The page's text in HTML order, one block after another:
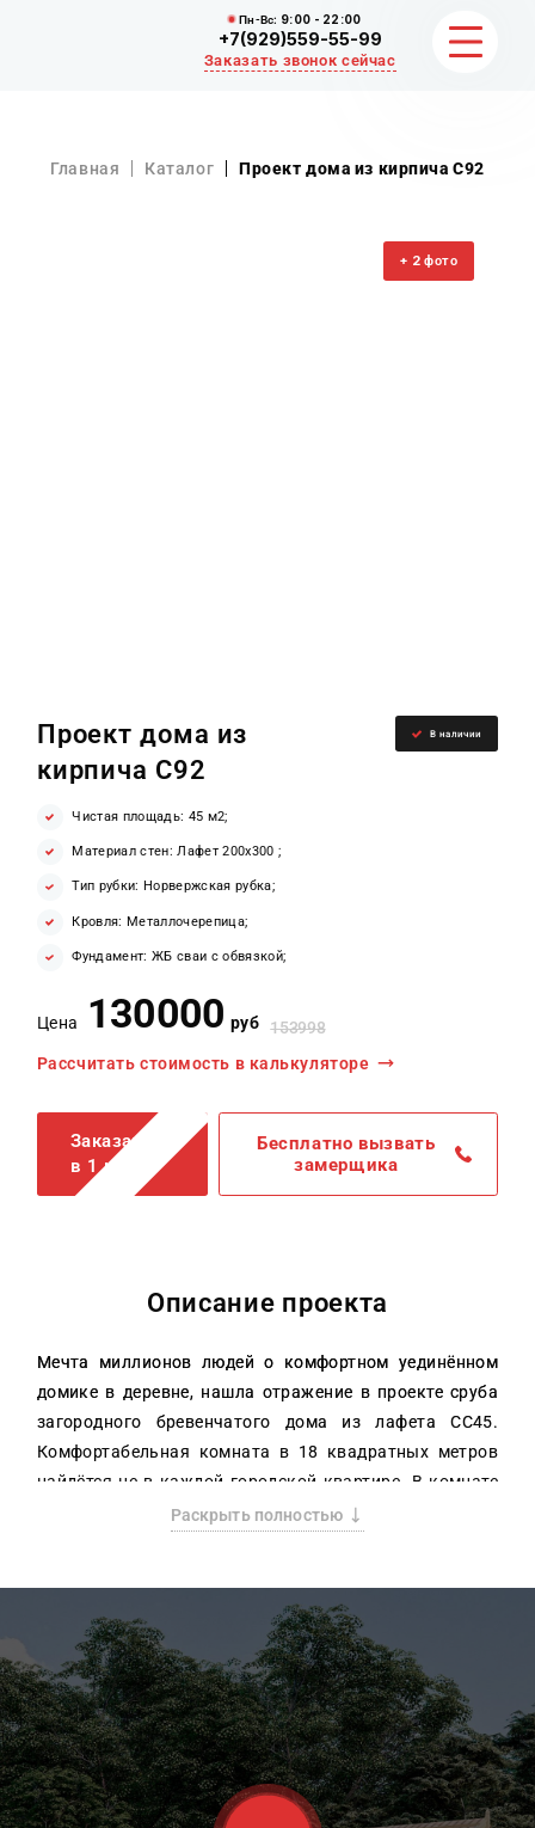
Пн-Вс: 9:00 - 22:00
+7(929)559-55-99
Заказать звонок сейчас
Главная Каталог Проект дома из кирпича С92
+ 2фото
В наличии
Проект дома из
кирпича С92
Чистая площадь: 45 м2;
Материал стен: Лафет 200х300 ;
Тип рубки: Норвержская рубка;
Кровля: Металлочерепица;
Фундамент: ЖБ сваи с обвязкой;
Цена 130000 руб 153998
Рассчитать стоимость в калькуляторе
Заказать
в 1 клик
Бесплатно вызвать
замерщика
Описание проекта
Мечта миллионов людей о комфортном уединённом
домике в деревне, нашла отражение в проекте сруба
загородного бревенчатого дома из лафета СС45.
Комфортабельная комната в 18 квадратных метров
найдётся не в каждой городской квартире. В комнате
может быть расположено всё необходимое для жизни,
террасу, дарят ощущения свободы и безграничного
пространства. А терраса становится дополнительной
жилой площадью и позволит пить горячий чай из
самовара наслаждаясь свежим воздухом. Дом —
истинная мечта двух из трёх городских жителей
уставших от копоти и смога шумного города и
желающих уединения. Так же сохранится
возможность встретиться с друзьями, посидеть в
Раскрыть полностью